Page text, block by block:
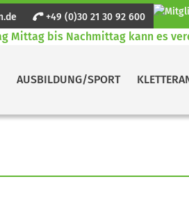
+49 (0)30 21 30 92 600
Mittag bis Nachmittag kann es
AUSBILDUNG/SPORT